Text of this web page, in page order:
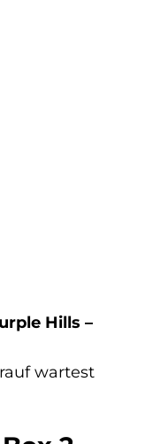
Hills –
wartest